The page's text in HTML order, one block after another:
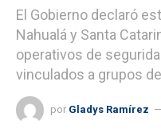
El Gobierno declaró
Nahualá y Santa
operativos de
vinculados a grupos
por Gladys Ramírez